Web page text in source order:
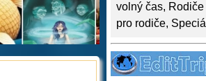
volný čas,
pro rodiče,